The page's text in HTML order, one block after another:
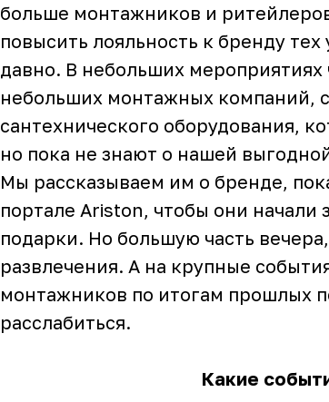
больше монтажников и
повысить лояльность к бренду
давно. В небольших мероприятиях
небольших монтажных компаний,
сантехнического оборудования,
но пока не знают о нашей
Мы рассказываем им о бренде,
портале Ariston, чтобы они начали
подарки. Но большую часть
развлечения. А на крупные
монтажников по итогам прошлых
расслабиться.
Какие